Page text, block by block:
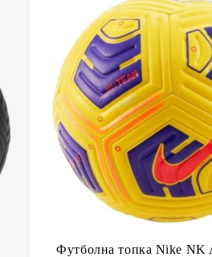
Футболна топка Nike NK